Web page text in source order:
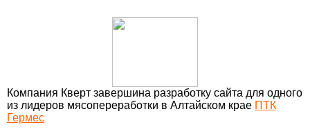
Компания Кверт завершина разработку сайта для одного
из лидеров мясопереработки в Алтайском крае ПТК
Гермес